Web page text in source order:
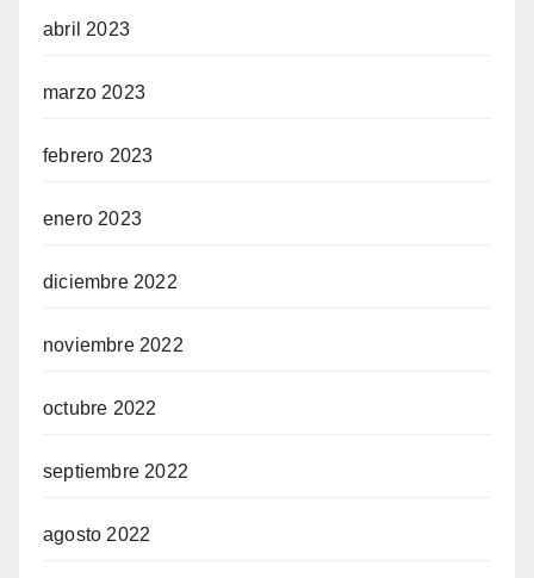
abril 2023
marzo 2023
febrero 2023
enero 2023
diciembre 2022
noviembre 2022
octubre 2022
septiembre 2022
agosto 2022